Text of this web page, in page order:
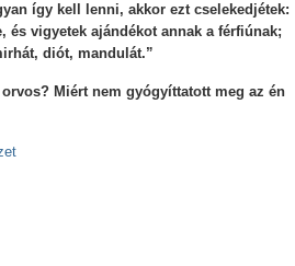
így kell lenni, akkor ezt cselekedjétek:
vigyetek ajándékot annak a férfiúnak;
diót, mandulát.”
Miért nem gyógyíttatott meg az én